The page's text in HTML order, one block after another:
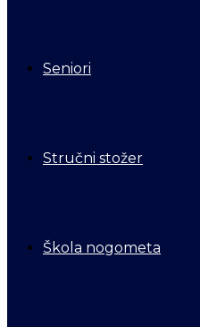
Seniori
Stručni stožer
Škola nogometa